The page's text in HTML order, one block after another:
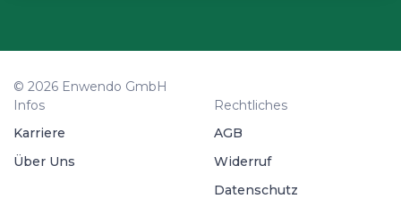
© 2026 Enwendo GmbH
Infos
Karriere
Über Uns
Rechtliches
AGB
Widerruf
Datenschutz